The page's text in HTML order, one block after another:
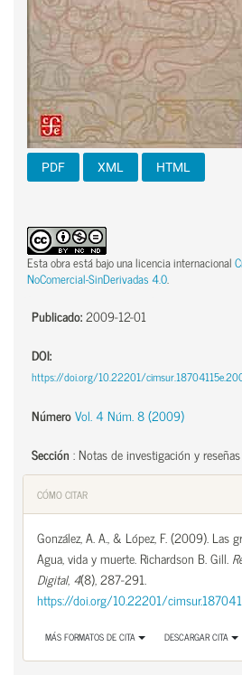
PDF XML HTML
Esta obra está bajo una licencia internacional
NoComercial-SinDerivadas 4.0.
Publicado:2009-12-01
DOI:
https://doi.org/10.22201/
NúmeroVol. 4 Núm. 8 (2009)
Sección :Notas de investigación y reseñas
CÓMO CITAR
González, A. A., & López, F. (2009). Las
Agua, vida y muerte. Richardson B. Gill.
Digital, 4(8), 287-291.
https://doi.org/10.22201/
MÁS FORMATOS DE CITA DESCARGAR CITA